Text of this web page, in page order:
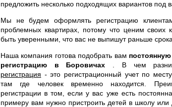
предложить несколько подходящих вариантов под
Мы не будем оформлять регистрацию
проблемных квартирах, потому что ценим своих
быть уверенными, что вас не выпишут раньше срока.
Наша компания готова подобрать вам
регистрацию в Боровичах
. В чем
регистрация - это регистрационный учет по
там где человек временно находится.
регистрации в том, если у вас уже есть
примеру вам нужно пристроить детей в школу или